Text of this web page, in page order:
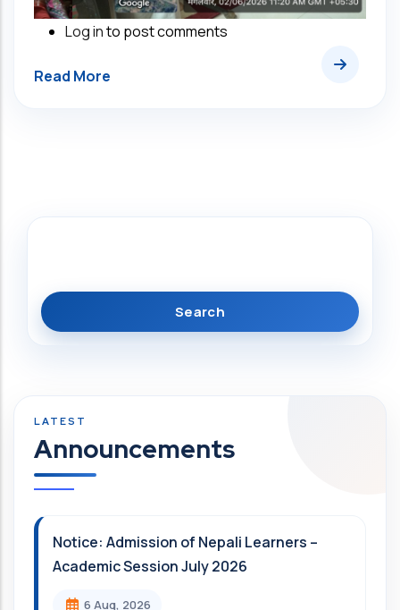
Log into post comments
Announcements
Notice: Admission of Nepali Learners –
Academic Session July 2026
6 Aug, 2026